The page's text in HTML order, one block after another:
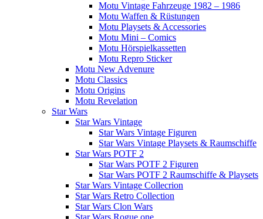
Motu Vintage Fahrzeuge 1982 – 1986
Motu Waffen & Rüstungen
Motu Playsets & Accessories
Motu Mini – Comics
Motu Hörspielkassetten
Motu Repro Sticker
Motu New Advenure
Motu Classics
Motu Origins
Motu Revelation
Star Wars
Star Wars Vintage
Star Wars Vintage Figuren
Star Wars Vintage Playsets & Raumschiffe
Star Wars POTF 2
Star Wars POTF 2 Figuren
Star Wars POTF 2 Raumschiffe & Playsets
Star Wars Vintage Collecrion
Star Wars Retro Collection
Star Wars Clon Wars
Star Wars Rogue one